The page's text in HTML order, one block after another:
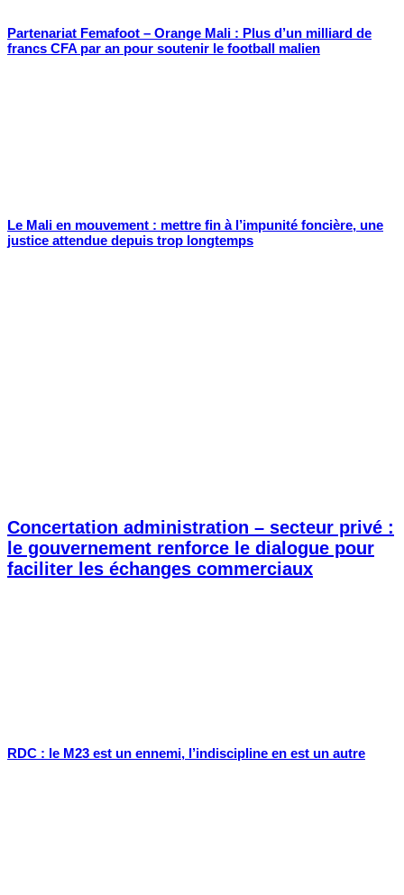
Partenariat Femafoot – Orange Mali : Plus d’un milliard de
francs CFA par an pour soutenir le football malien
Le Mali en mouvement : mettre fin à l’impunité foncière, une
justice attendue depuis trop longtemps
Concertation administration – secteur privé :
le gouvernement renforce le dialogue pour
faciliter les échanges commerciaux
RDC : le M23 est un ennemi, l’indiscipline en est un autre